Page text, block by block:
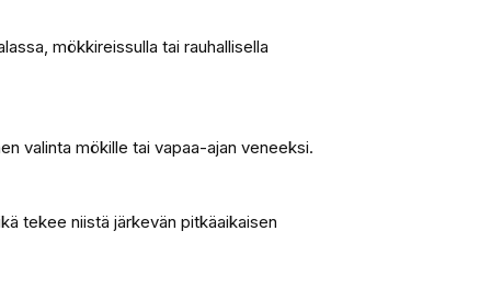
mökkireissulla tai rauhallisella
valinta mökille tai vapaa-ajan veneeksi.
tekee niistä järkevän pitkäaikaisen